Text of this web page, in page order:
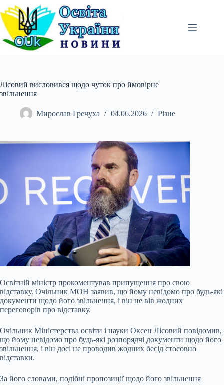
Перейти
до
вмісту
Лісовий висловився щодо чуток про ймовірне
звільнення
Мирослав Гречуха 04.06.2026 Різне
Освітній міністр прокоментував припущення про свою
відставку. Очільник МОН заявив, що йому невідомо про будь-які
документи щодо його звільнення, і він не вів жодних
переговорів про відставку.
Очільник Міністерства освіти і науки Оксен Лісовий повідомив,
що йому невідомо про будь-які розпорядчі документи щодо його
звільнення, і він досі не проводив жодних бесід стосовно
відставки.
За його словами, подібні пропозиції щодо його звільнення